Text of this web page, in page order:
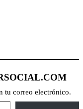
tu correo electrónico.